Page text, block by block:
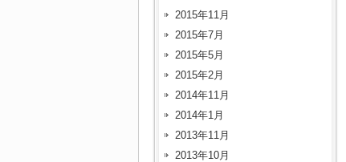
2015年11月
2015年7月
2015年5月
2015年2月
2014年11月
2014年1月
2013年11月
2013年10月